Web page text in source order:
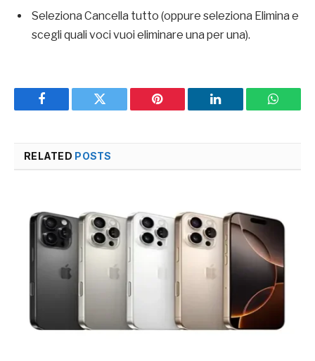
Seleziona Cancella tutto (oppure seleziona Elimina e
scegli quali voci vuoi eliminare una per una).
Facebook Twitter Pinterest LinkedIn
RELATED POSTS